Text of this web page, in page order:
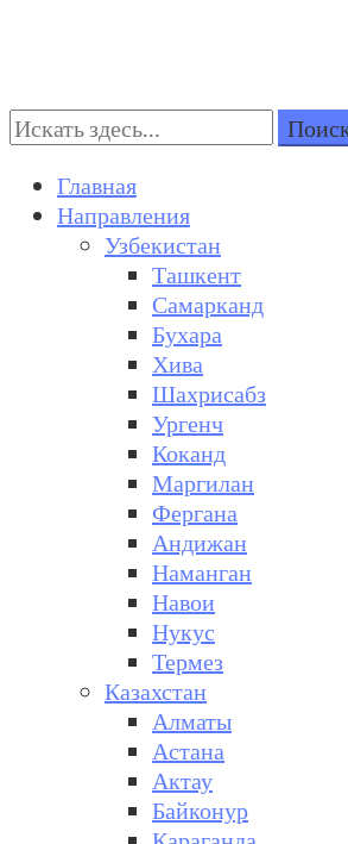
Turkestan Travel
Discover Central Asia
Поиск:
Главная
Направления
Узбекистан
Ташкент
Самарканд
Бухара
Хива
Шахрисабз
Ургенч
Коканд
Маргилан
Фергана
Андижан
Наманган
Навои
Нукус
Термез
Казахстан
Алматы
Астана
Актау
Байконур